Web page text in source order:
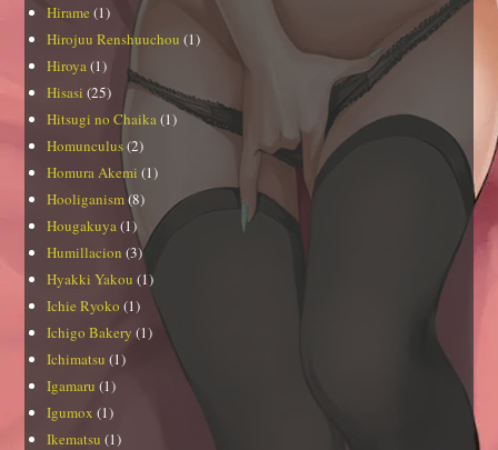
Hirame (1)
Hirojuu Renshuuchou (1)
Hiroya(1)
Hisasi (25)
Hitsugi no Chaika(1)
Homunculus(2)
Homura Akemi (1)
Hooliganism(8)
Hougakuya(1)
Humillacion (3)
Hyakki Yakou (1)
Ichie Ryoko (1)
Ichigo Bakery (1)
Ichimatsu (1)
Igamaru (1)
Igumox (1)
Ikematsu (1)